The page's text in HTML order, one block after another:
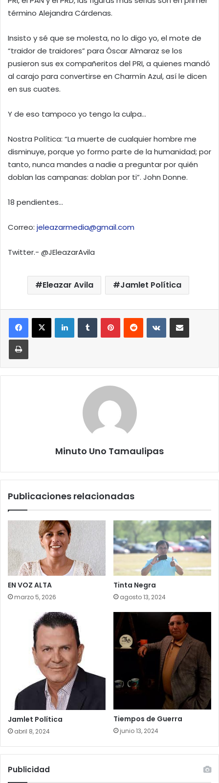
término Alejandra Cárdenas.
Insisto y sé que se molesta, no lo digo yo, el mote de
“traidor de traidores” para Óscar Almaraz se los
pusieron sus ex compañeritos del PRI, a quienes mandó
al carajo para convertirse en Charmín Azul, así le dicen
en sus cuates.
Y de eso tampoco yo tengo la culpa…
Nostra Política: “La muerte de cualquier hombre me
disminuye, porque yo formo parte de la humanidad; por
tanto, nunca mandes a nadie a preguntar por quién
doblan las campanas: doblan por ti”. John Donne.
18 pendientes…
Correo: jeleazarmedia@gmail.com
Twitter.- @JEleazarAvila
Eleazar Avila Jamlet Política
LinkedInTumblrPinterestReddit VKontakteCompartir por correo
Imprimir
Minuto Uno Tamaulipas
Publicaciones relacionadas
EN VOZ ALTA
marzo 5, 2026
Tinta Negra
agosto 13, 2024
Jamlet Política
abril 8, 2024
Tiempos de Guerra
junio 13, 2024
Publicidad